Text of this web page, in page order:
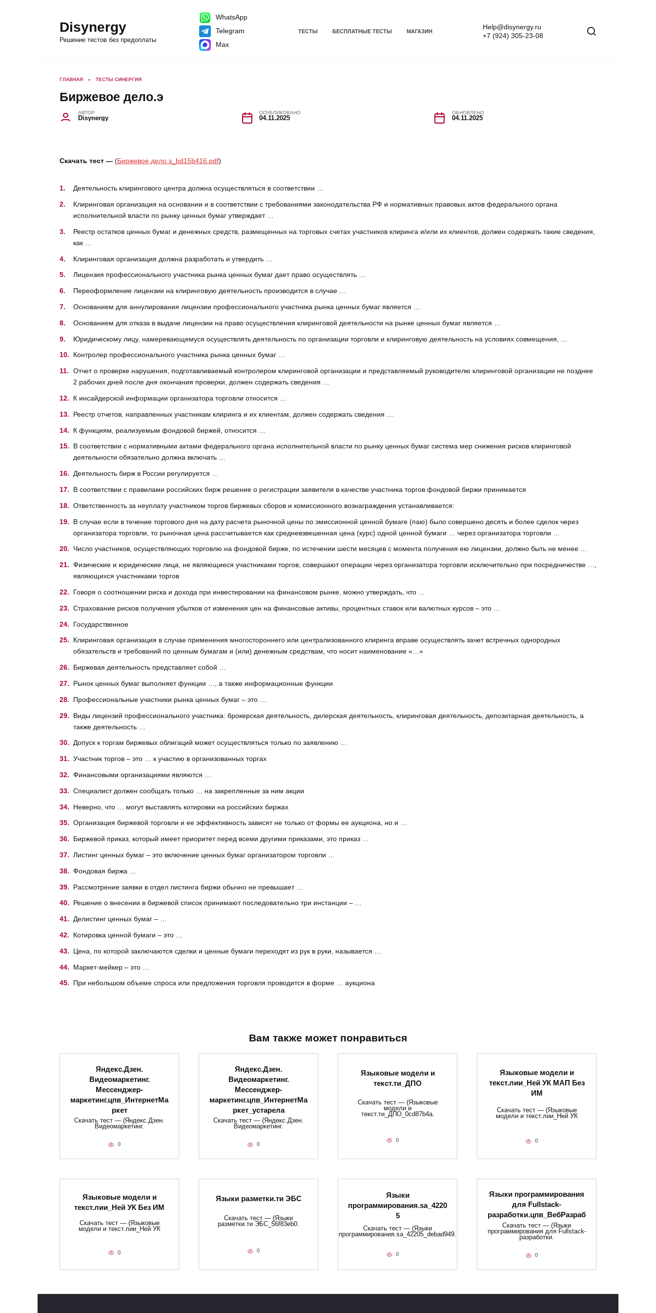
Disynergy
Решение тестов без предоплаты
WhatsApp
Telegram
Max
ТЕСТЫ БЕСПЛАТНЫЕ ТЕСТЫ МАГАЗИН
Help@disynergy.ru
+7 (924) 305-23-08
ГЛАВНАЯ » ТЕСТЫ СИНЕРГИЯ
Биржевое дело.э
АВТОР
Disynergy
ОПУБЛИКОВАНО
04.11.2025
ОБНОВЛЕНО
04.11.2025
Скачать тест — (Биржевое дело.э_bd15b416.pdf)
Деятельность клирингового центра должна осуществляться в соответствии …
Клиринговая организация на основании и в соответствии с требованиями законодательства РФ и нормативных правовых актов федерального органа
исполнительной власти по рынку ценных бумаг утверждает …
Реестр остатков ценных бумаг и денежных средств, размещенных на торговых счетах участников клиринга и/или их клиентов, должен содержать такие сведения,
как …
Клиринговая организация должна разработать и утвердить …
Лицензия профессионального участника рынка ценных бумаг дает право осуществлять …
Переоформление лицензии на клиринговую деятельность производится в случае …
Основанием для аннулирования лицензии профессионального участника рынка ценных бумаг является …
Основанием для отказа в выдаче лицензии на право осуществления клиринговой деятельности на рынке ценных бумаг является …
Юридическому лицу, намеревающемуся осуществлять деятельность по организации торговли и клиринговую деятельность на условиях совмещения, …
Контролер профессионального участника рынка ценных бумаг …
Отчет о проверке нарушения, подготавливаемый контролером клиринговой организации и представляемый руководителю клиринговой организации не позднее
2 рабочих дней после дня окончания проверки, должен содержать сведения …
К инсайдерской информации организатора торговли относится …
Реестр отчетов, направленных участникам клиринга и их клиентам, должен содержать сведения …
К функциям, реализуемым фондовой биржей, относится …
В соответствии с нормативными актами федерального органа исполнительной власти по рынку ценных бумаг система мер снижения рисков клиринговой
деятельности обязательно должна включать …
Деятельность бирж в России регулируется …
В соответствии с правилами российских бирж решение о регистрации заявителя в качестве участника торгов фондовой биржи принимается
Ответственность за неуплату участником торгов биржевых сборов и комиссионного вознаграждения устанавливается:
В случае если в течение торгового дня на дату расчета рыночной цены по эмиссионной ценной бумаге (паю) было совершено десять и более сделок через
организатора торговли, то рыночная цена рассчитывается как средневзвешенная цена (курс) одной ценной бумаги … через организатора торговли …
Число участников, осуществляющих торговлю на фондовой бирже, по истечении шести месяцев с момента получения ею лицензии, должно быть не менее …
Физические и юридические лица, не являющиеся участниками торгов, совершают операции через организатора торговли исключительно при посредничестве …,
являющихся участниками торгов
Говоря о соотношении риска и дохода при инвестировании на финансовом рынке, можно утверждать, что …
Страхование рисков получения убытков от изменения цен на финансовые активы, процентных ставок или валютных курсов – это …
Государственное
Клиринговая организация в случае применения многостороннего или централизованного клиринга вправе осуществлять зачет встречных однородных
обязательств и требований по ценным бумагам и (или) денежным средствам, что носит наименование «…»
Биржевая деятельность представляет собой …
Рынок ценных бумаг выполняет функции …, а также информационные функции
Профессиональные участники рынка ценных бумаг – это …
Виды лицензий профессионального участника: брокерская деятельность, дилерская деятельность, клиринговая деятельность, депозитарная деятельность, а
также деятельность …
Допуск к торгам биржевых облигаций может осуществляться только по заявлению …
Участник торгов – это … к участию в организованных торгах
Финансовыми организациями являются …
Специалист должен сообщать только … на закрепленные за ним акции
Неверно, что … могут выставлять котировки на российских биржах
Организация биржевой торговли и ее эффективность зависят не только от формы ее аукциона, но и …
Биржевой приказ, который имеет приоритет перед всеми другими приказами, это приказ …
Листинг ценных бумаг – это включение ценных бумаг организатором торговли …
Фондовая биржа …
Рассмотрение заявки в отдел листинга биржи обычно не превышает …
Решение о внесении в биржевой список принимают последовательно три инстанции – …
Делистинг ценных бумаг – …
Котировка ценной бумаги – это …
Цeнa, по которой заключаются сделки и ценные бумаги переходят из рук в руки, называется …
Маркет-мейкер – это …
При небольшом объеме спроса или предложения торговля проводится в форме … аукциона
Вам также может понравиться
Яндекс.Дзен.
Видеомаркетинг.
Мессенджер-
маркетинг.цпв_ИнтернетМа
ркет
Скачать тест — (Яндекс.Дзен.
Видеомаркетинг.
0
Яндекс.Дзен.
Видеомаркетинг.
Мессенджер-
маркетинг.цпв_ИнтернетМа
ркет_устарела
Скачать тест — (Яндекс.Дзен.
Видеомаркетинг.
0
Языковые модели и
текст.ти_ДПО
Скачать тест — (Языковые
модели и
текст.ти_ДПО_0cd87b4a.
0
Языковые модели и
текст.лии_Ней УК МАП Без
ИМ
Скачать тест — (Языковые
модели и текст.лии_Ней УК
0
Языковые модели и
текст.лии_Ней УК Без ИМ
Скачать тест — (Языковые
модели и текст.лии_Ней УК
0
Языки разметки.ти​ ЭБС
Скачать тест — (Языки
разметки.ти​ ЭБС_56f83eb0.
0
Языки
программирования.sa_4220
5
Скачать тест — (Языки
программирования.sa_42205_debad949.
0
Языки программирования
для Fullstack-
разработки.цпв_ВебРазраб
Скачать тест — (Языки
программирования для Fullstack-
разработки.
0